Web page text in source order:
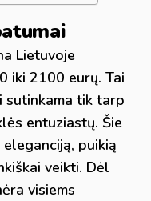
Lietuvoje
iki 2100 eurų. Tai
sutinkama tik tarp
entuziastų. Šie
puikią
veikti. Dėl
visiems